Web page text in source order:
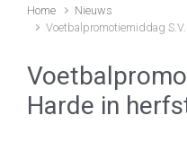
Home
Nieuws
Voetbalpromotiemiddag
Harde in